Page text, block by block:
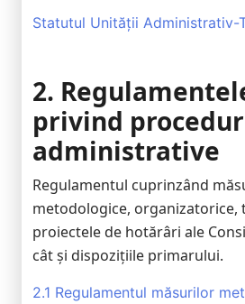
Statutul Unității Administrativ-
2.
privind
administrative
Regulamentul cuprinzând
metodologice, organizatorice,
proiectele de hotărâri ale
cât și dispozițiile primarului.
2.1 Regulamentul măsurilor